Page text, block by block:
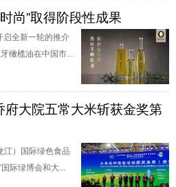
尚”取得阶段性成果
启全新一轮的推介
橄榄油在中国市...
府大院五常大米斩获金奖第
）国际绿色食品
际绿博会和大...